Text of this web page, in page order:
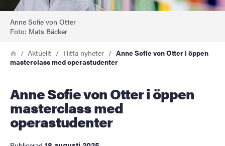
Anne Sofie von Otter
Foto: Mats Bäcker
Länkstig
HemAktuellt Hitta nyheter
Anne Sofie von Otter i öppen
masterclass med operastudenter
Anne Sofie von Otter i öppen
masterclass med
operastudenter